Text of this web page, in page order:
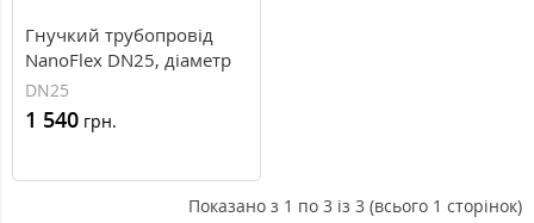
Гнучкий трубопровід
NanoFlex DN25, діаметр
25 мм
DN25
1 540 грн.
Показано з 1 по 3 із 3 (всього 1 сторінок)